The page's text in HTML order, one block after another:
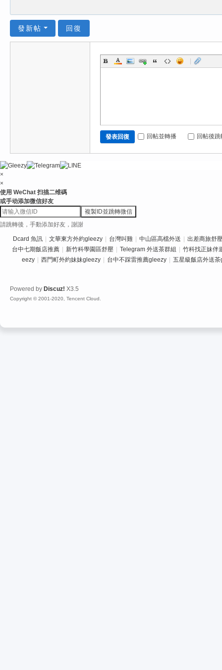
發新帖 回復
發表回復 回帖並轉播 回帖後
×
×
使用 WeChat 扫描二维碼
或手动添加微信好友
複製ID並跳轉微信
請跳轉後，手動添加好友，謝謝
Dcard 魚訊 文華東方外約gleezy 台灣叫雞 中山區高檔外送
出差商旅舒
台中七期飯店推薦
新竹科學園區舒壓 Telegram 外送茶群組
竹科找正妹伴
eezy
西門町外約妹妹gleezy 台中不踩雷推薦gleezy 五星級飯店外送
Powered by Discuz! X3.5
Copyright © 2001-2020, Tencent Cloud.